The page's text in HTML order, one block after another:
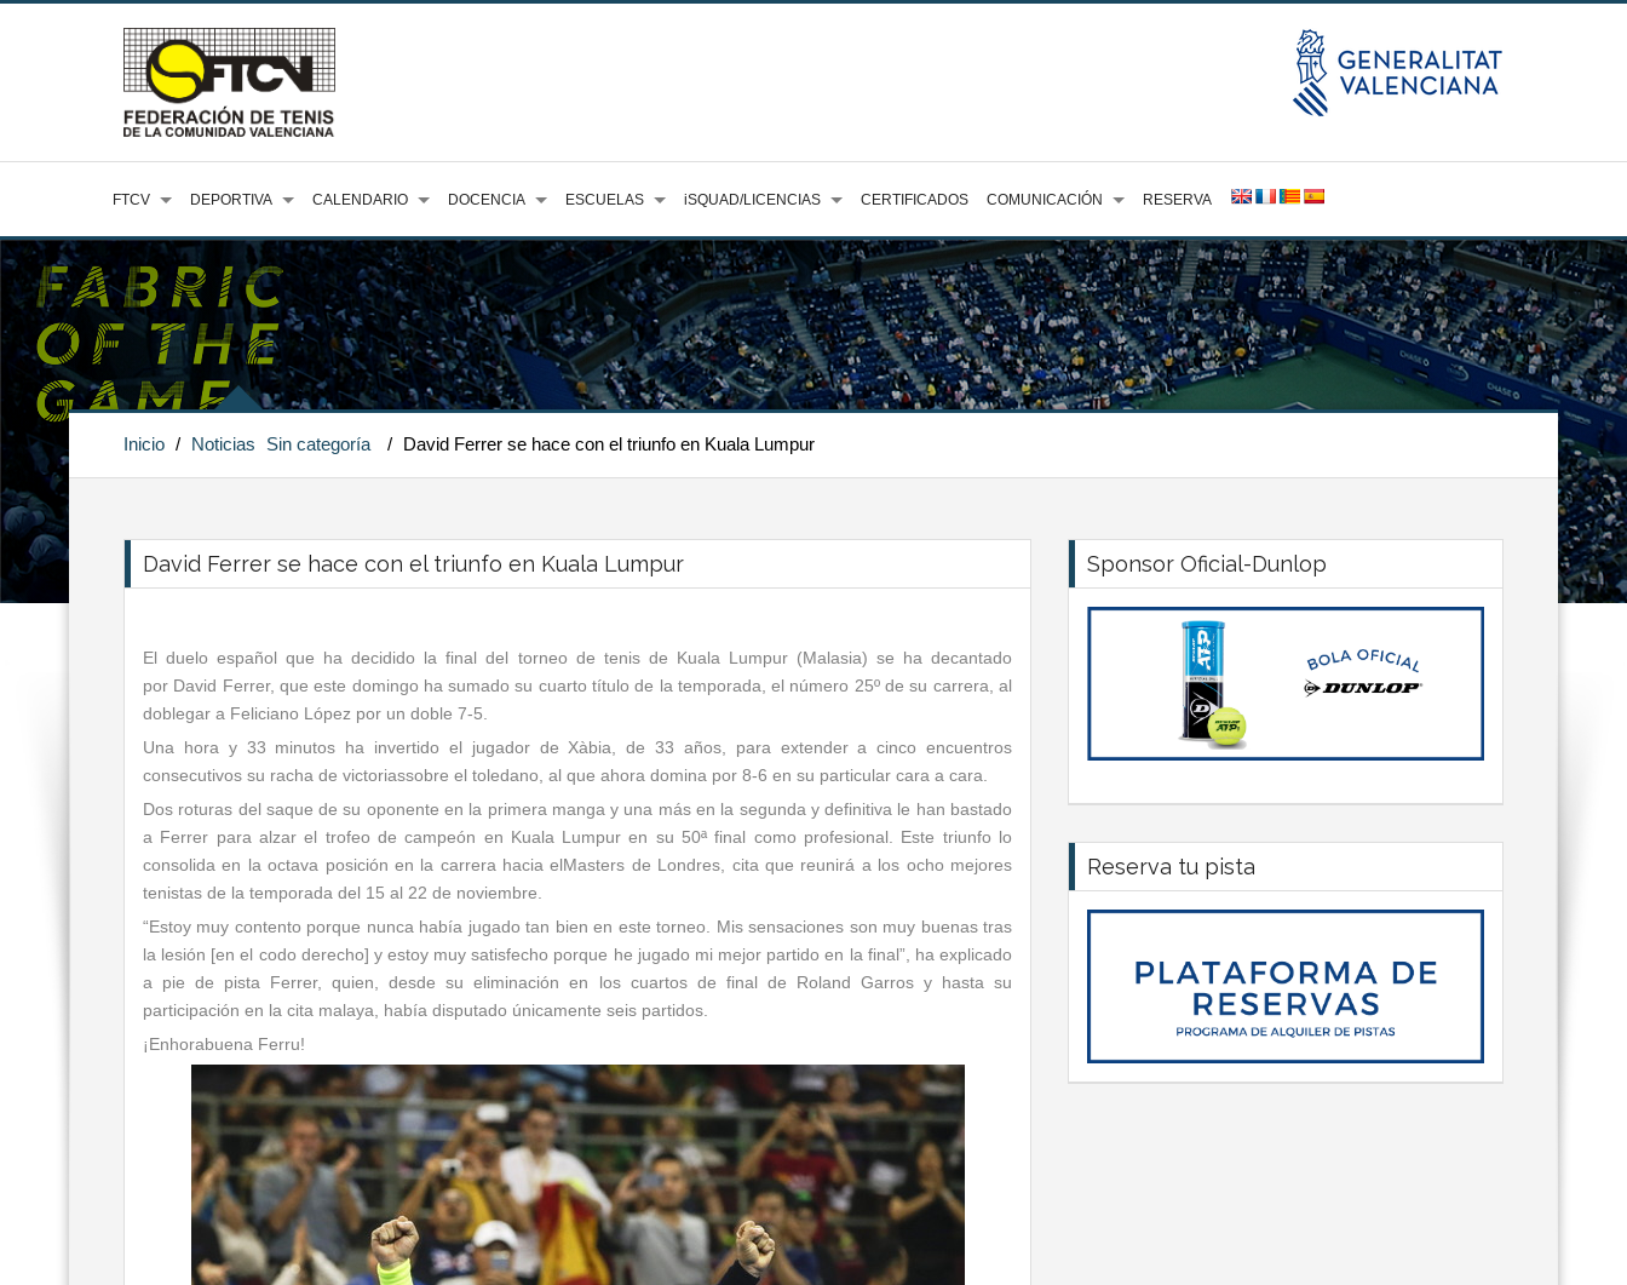
FTCV DEPORTIVA CALENDARIO DOCENCIA ESCUELAS iSQUAD/LICENCIAS CERTIFICADOS COMUNICACIÓN RESERVA
Inicio / Noticias Sin categoría / David Ferrer se hace con el triunfo en Kuala Lumpur
David Ferrer se hace con el triunfo en Kuala Lumpur
El duelo español que ha decidido la final del torneo de tenis de Kuala Lumpur (Malasia) se ha decantado
por David Ferrer, que este domingo ha sumado su cuarto título de la temporada, el número 25º de su carrera, al
doblegar a Feliciano López por un doble 7-5.
Una hora y 33 minutos ha invertido el jugador de Xàbia, de 33 años, para extender a cinco encuentros
consecutivos su racha de victoriassobre el toledano, al que ahora domina por 8-6 en su particular cara a cara.
Dos roturas del saque de su oponente en la primera manga y una más en la segunda y definitiva le han bastado
a Ferrer para alzar el trofeo de campeón en Kuala Lumpur en su 50ª final como profesional. Este triunfo lo
consolida en la octava posición en la carrera hacia elMasters de Londres, cita que reunirá a los ocho mejores
tenistas de la temporada del 15 al 22 de noviembre.
“Estoy muy contento porque nunca había jugado tan bien en este torneo. Mis sensaciones son muy buenas tras
la lesión [en el codo derecho] y estoy muy satisfecho porque he jugado mi mejor partido en la final”, ha explicado
a pie de pista Ferrer, quien, desde su eliminación en los cuartos de final de Roland Garros y hasta su
participación en la cita malaya, había disputado únicamente seis partidos.
¡Enhorabuena Ferru!
Sponsor Oficial-Dunlop
Reserva tu pista